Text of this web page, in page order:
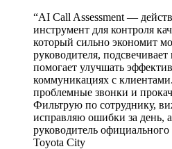
“AI Call Assessment —
инструмент для контроля
который сильно экономит
руководителя,
помогает улучшать
коммуникациях с
проблемные звонки и
Фильтрую по сотруднику,
исправляю ошибки за день,
руководитель официального
Toyota City